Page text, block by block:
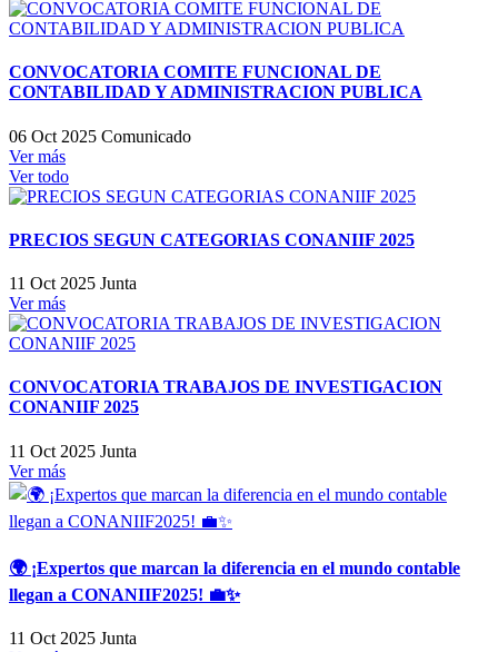
CONVOCATORIA COMITE FUNCIONAL DE
CONTABILIDAD Y ADMINISTRACION PUBLICA
06 Oct 2025 Comunicado
Ver más
Ver todo
PRECIOS SEGUN CATEGORIAS CONANIIF 2025
11 Oct 2025 Junta
Ver más
CONVOCATORIA TRABAJOS DE INVESTIGACION
CONANIIF 2025
11 Oct 2025 Junta
Ver más
🌍 ¡Expertos que marcan la diferencia en el mundo contable
llegan a CONANIIF2025! 💼✨
11 Oct 2025 Junta